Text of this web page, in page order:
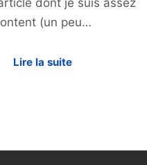
dont je suis assez
(un peu…
Lire la suite